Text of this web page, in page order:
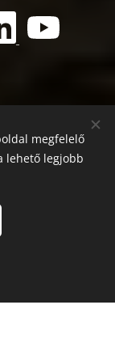
megfelelő
lehető legjobb